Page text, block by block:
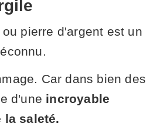
ou pierre d'argent est un
Car dans bien des
d'une incroyable
la saleté.